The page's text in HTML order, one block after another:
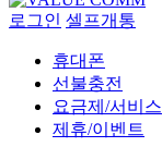
로그인 셀프개통
휴대폰
선불충전
요금제/서비스
제휴/이벤트